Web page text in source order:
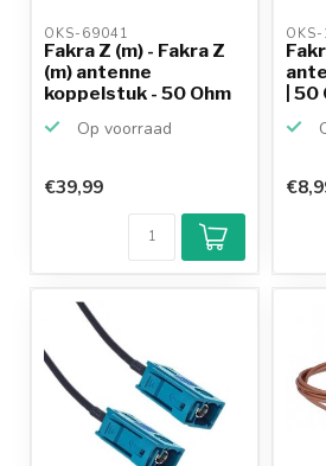
OKS-69041
Fakra Z (m) - Fakra Z
(m) antenne
koppelstuk - 50 Ohm
Op voorraad
€39,99
| 50